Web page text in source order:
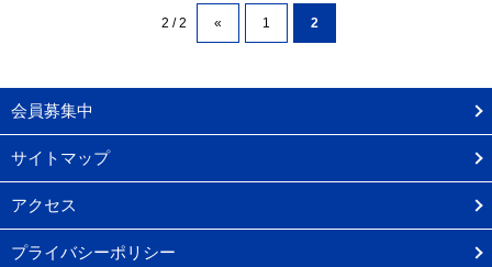
2 / 2 « 1 2
会員募集中
サイトマップ
アクセス
プライバシーポリシー